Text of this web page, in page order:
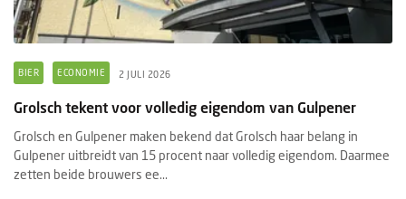
BIER ECONOMIE 2 JULI 2026
Grolsch tekent voor volledig eigendom van Gulpener
Grolsch en Gulpener maken bekend dat Grolsch haar belang in
Gulpener uitbreidt van 15 procent naar volledig eigendom. Daarmee
zetten beide brouwers ee...